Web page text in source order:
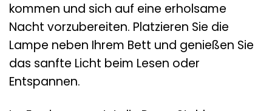
kommen und sich auf eine erholsame
Nacht vorzubereiten. Platzieren Sie die
Lampe neben Ihrem Bett und genießen Sie
das sanfte Licht beim Lesen oder
Entspannen.